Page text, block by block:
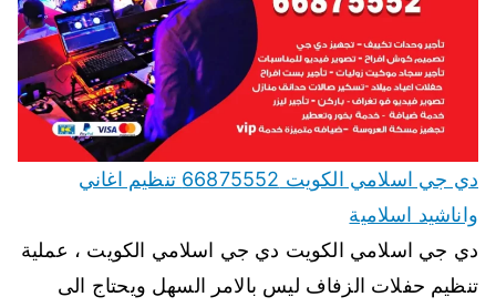
دي جي اسلامي الكويت 66875552 تنظيم اغاني
واناشيد اسلامية
دي جي اسلامي الكويت دي جي اسلامي الكويت ، عملية
تنظيم حفلات الزفاف ليس بالامر السهل ويحتاج الى